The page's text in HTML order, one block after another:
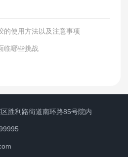
的使用方法以及注意事项
临哪些挑战
胜利路街道南环路85号院内